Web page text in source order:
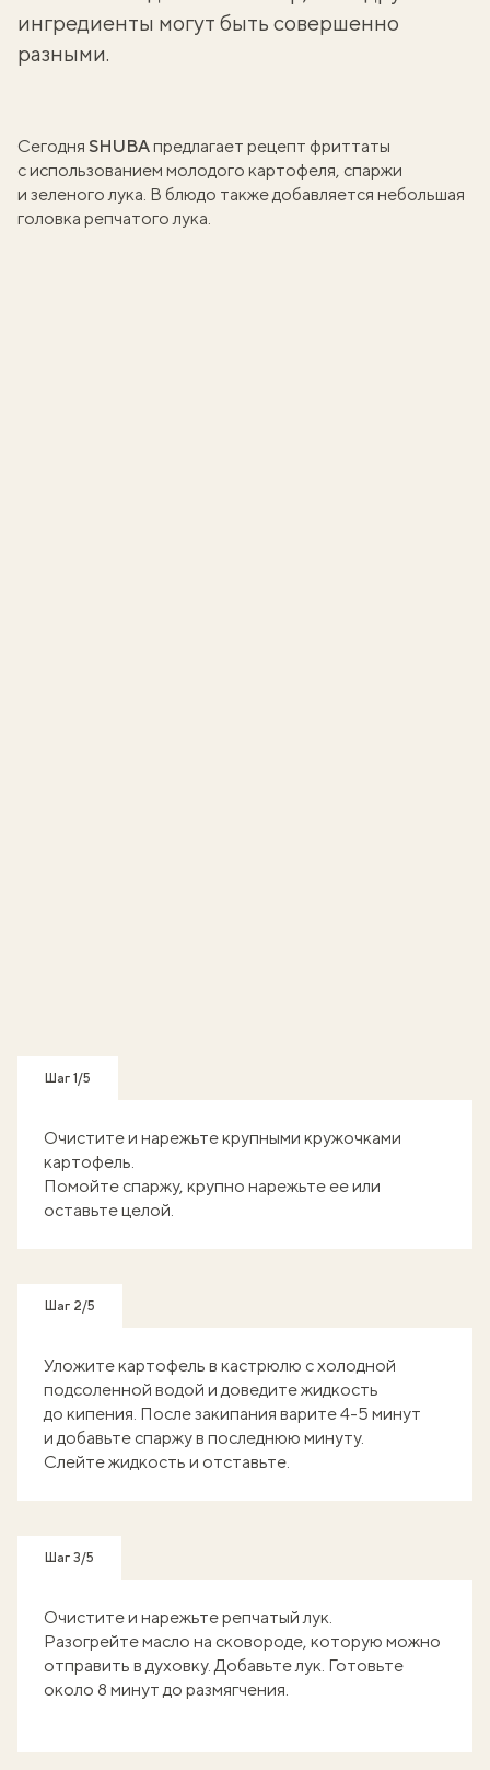
ингредиенты могут быть совершенно
разными.
Сегодня SHUBAпредлагает рецепт фриттаты
с использованием молодого картофеля, спаржи
и зеленого лука. В блюдо также добавляется небольшая
головка репчатого лука.
Шаг 1/5
Очистите и нарежьте крупными кружочками
картофель.
Помойте спаржу, крупно нарежьте ее или
оставьте целой.
Шаг 2/5
Уложите картофель в кастрюлю с холодной
подсоленной водой и доведите жидкость
до кипения. После закипания варите 4-5 минут
и добавьте спаржу в последнюю минуту.
Слейте жидкость и отставьте.
Шаг 3/5
Очистите и нарежьте репчатый лук.
Разогрейте масло на сковороде, которую можно
отправить в духовку. Добавьте лук. Готовьте
около 8 минут до размягчения.